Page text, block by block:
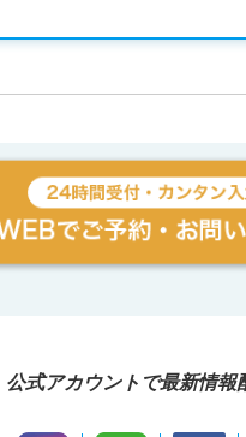
公式アカウントで最新情報